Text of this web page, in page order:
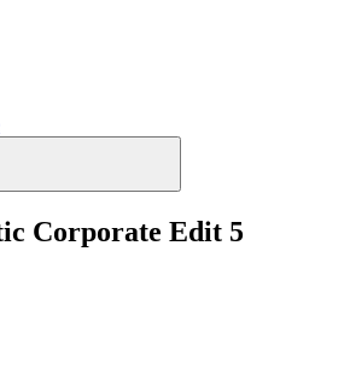
Corporate Edit 5